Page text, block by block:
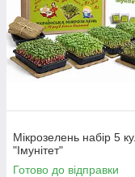
Мікрозелень набір 5
"Імунітет"
Готово до відправки